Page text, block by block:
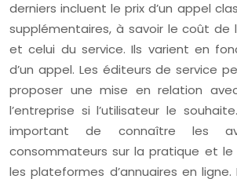
derniers incluent le prix d’un appel
supplémentaires, à savoir le coût de
et celui du service. Ils varient en
d’un appel. Les éditeurs de service
proposer une mise en relation
l’entreprise si l’utilisateur le
important de connaître les
consommateurs sur la pratique et
les plateformes d’annuaires en